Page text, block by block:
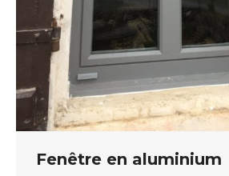
Fenêtre en aluminium